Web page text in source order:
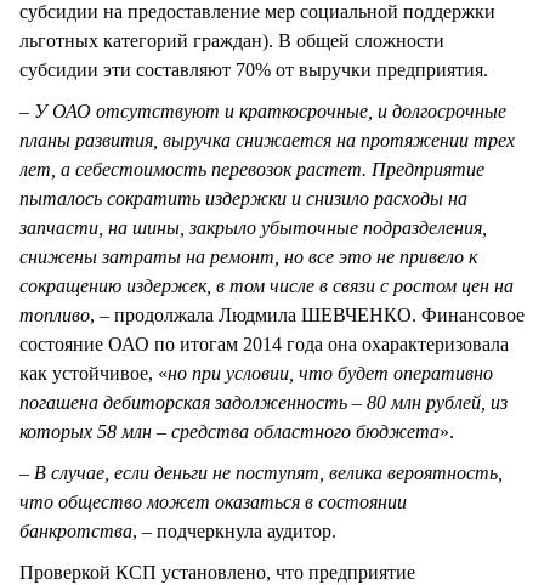
субсидии на предоставление мер социальной поддержки
льготных категорий граждан). В общей сложности
субсидии эти составляют 70% от выручки предприятия.
– У ОАО отсутствуют и краткосрочные, и долгосрочные
планы развития, выручка снижается на протяжении трех
лет, а себестоимость перевозок растет. Предприятие
пыталось сократить издержки и снизило расходы на
запчасти, на шины, закрыло убыточные подразделения,
снижены затраты на ремонт, но все это не привело к
сокращению издержек, в том числе в связи с ростом цен на
топливо, – продолжала Людмила ШЕВЧЕНКО. Финансовое
состояние ОАО по итогам 2014 года она охарактеризовала
как устойчивое, «но при условии, что будет оперативно
погашена дебиторская задолженность – 80 млн рублей, из
которых 58 млн – средства областного бюджета».
– В случае, если деньги не поступят, велика вероятность,
что общество может оказаться в состоянии
банкротства, – подчеркнула аудитор.
Проверкой КСП установлено, что предприятие